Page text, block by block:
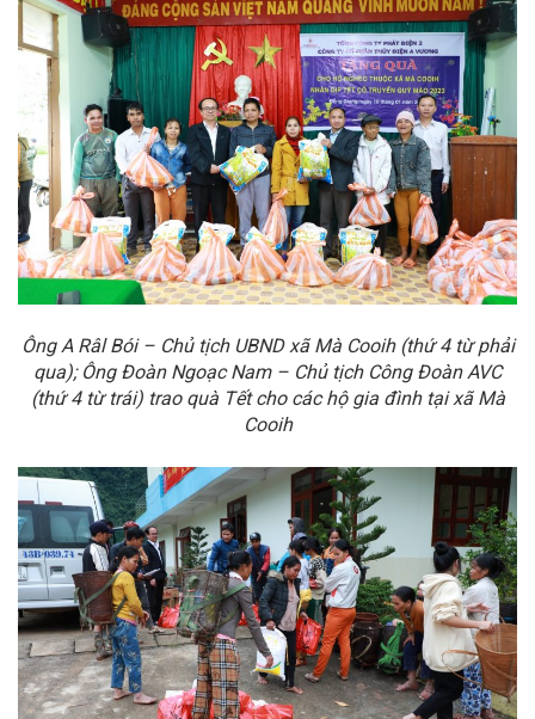
Ông A Râl Bói – Chủ tịch UBND xã Mà Cooih (thứ 4 từ phải
qua); Ông Đoàn Ngoạc Nam – Chủ tịch Công Đoàn AVC
(thứ 4 từ trái) trao quà Tết cho các hộ gia đình tại xã Mà
Cooih